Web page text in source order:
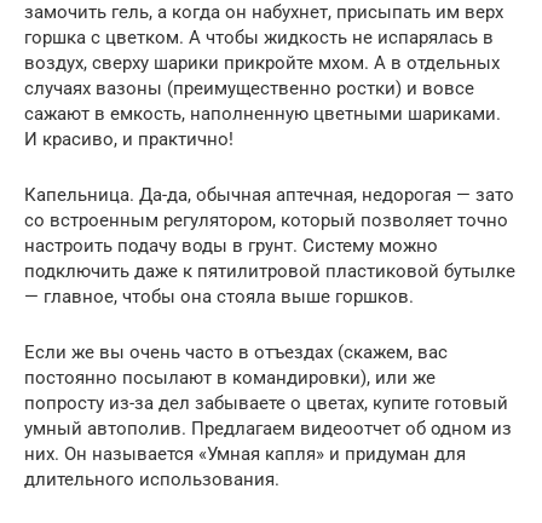
замочить гель, а когда он набухнет, присыпать им верх
горшка с цветком. А чтобы жидкость не испарялась в
воздух, сверху шарики прикройте мхом. А в отдельных
случаях вазоны (преимущественно ростки) и вовсе
сажают в емкость, наполненную цветными шариками.
И красиво, и практично!
Капельница. Да-да, обычная аптечная, недорогая — зато
со встроенным регулятором, который позволяет точно
настроить подачу воды в грунт. Систему можно
подключить даже к пятилитровой пластиковой бутылке
— главное, чтобы она стояла выше горшков.
Если же вы очень часто в отъездах (скажем, вас
постоянно посылают в командировки), или же
попросту из-за дел забываете о цветах, купите готовый
умный автополив. Предлагаем видеоотчет об одном из
них. Он называется «Умная капля» и придуман для
длительного использования.